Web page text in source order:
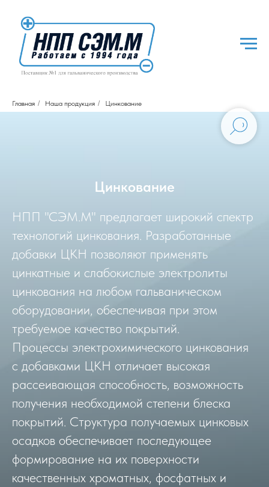
Главная / Наша продукция / Цинкование
Цинкование
НПП "СЭМ.М" предлагает широкий спектр
технологий цинкования. Разработанные
добавки ЦКН позволяют применять
цинкатные и слабокислые электролиты
цинкования на любом гальваническом
оборудовании, обеспечивая при этом
требуемое качество покрытий.
Процессы электрохимического цинкования
с добавками ЦКН отличает высокая
рассеивающая способность, возможность
получения необходимой степени блеска
покрытий. Структура получаемых цинковых
осадков обеспечивает последующее
формирование на их поверхности
качественных хроматных, фосфатных и